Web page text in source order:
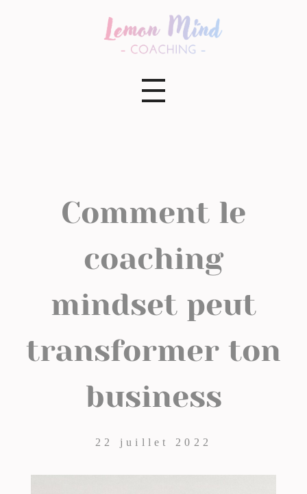
Comment le
coaching
mindset peut
transformer ton
business
22 juillet 2022